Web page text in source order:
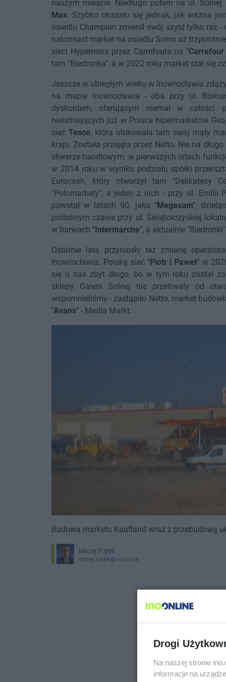
naszym mieście. Niedługo potem na ul.
Max. Szybko okazało się jednak, jak ważna
osiedlu Champion zmienił swój szyld tylko raz -
natomiast market na osiedlu Solno aż
sieci Hypernova przez Carrefoura na "Carrefour
tam "Biedronka", a w 2022 roku market stał się
Jeszcze w ubiegłym wieku w Inowrocławiu
na mapie Inowrocławia - oba przy ul.
dyskontem, oferującym niemal w całości
nieistniejących już w Polsce hipermarketów
sieć Tesco, która ulokowała tam swój mały
kraju. Została przejęta przez Netto. Nie na
skwerze handlowym, w pierwszych latach
w 2014 roku w wyniku podziału spółki
Eurocash, który otworzył tam "Delikatesy
"Polomarkety", a jeden z nich - przy ul. Emilii
powstał w latach 90. jako"Megasam",
podobnym czasie przy ul. Świętokrzyskiej
w barwach "Intermarche", a aktualnie
Ostatnie lata przyniosły też zmianę
Inowrocławia. Polską sieć "Piotr i Paweł" w
się u nas zbyt długo, bo w tym roku został
sklepy Galerii Solnej nie przetrwały od
wspomnieliśmy - zastąpiło Netto, market
"Avans" - Media Markt.
Budowa marketu Kaufland wraz z przebudową
Maciej Piątek
maciej.piatek@ino.online
Drogi
Na naszej stronie
informacje na